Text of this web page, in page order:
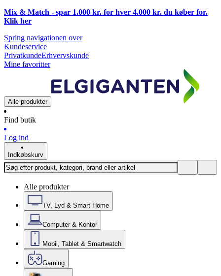
Mix & Match - spar 1.000 kr. for hver 4.000 kr. du køber for.
Klik her
Spring navigationen over
Kundeservice
PrivatkundeErhvervskunde
Mine favoritter
Alle produkter
Find butik
Log ind
Indkøbskurv
Alle produkter
TV, Lyd & Smart Home
Computer & Kontor
Mobil, Tablet & Smartwatch
Gaming